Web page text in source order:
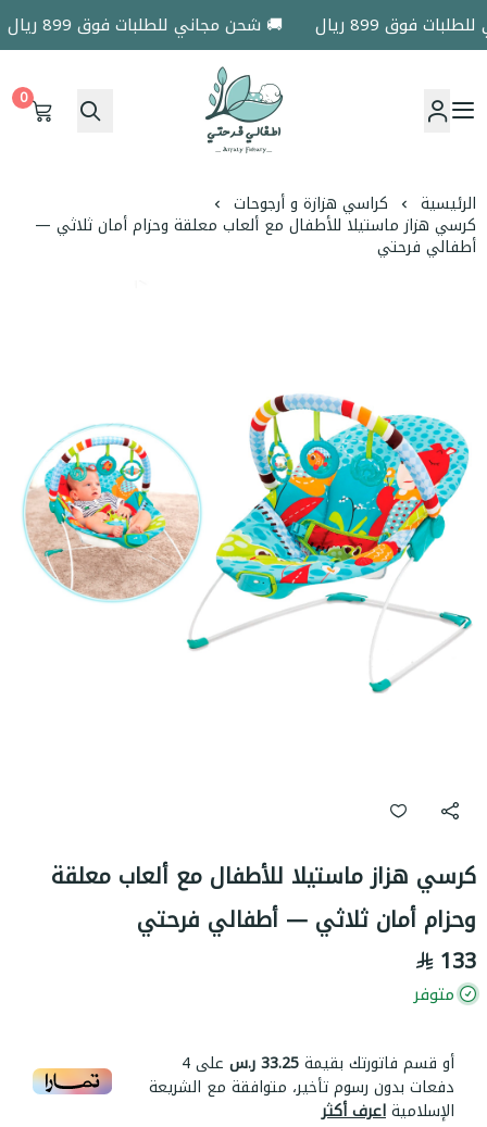
فوق 899 ريال 🚚 شحن مجاني للطلبات فوق 899 ريال
اطفالي فرحتي
0
الرئيسية كراسي هزازة و أرجوحات
كرسي هزاز ماستيلا للأطفال مع ألعاب معلقة وحزام أمان ثلاثي —
أطفالي فرحتي
كرسي هزاز ماستيلا للأطفال مع ألعاب معلقة
وحزام أمان ثلاثي — أطفالي فرحتي
133
متوفر
أو قسم فاتورتك بقيمة33.25 ر.س على4
دفعات بدون رسوم تأخير، متوافقة مع الشريعة
الإسلاميةاعرف أكثر